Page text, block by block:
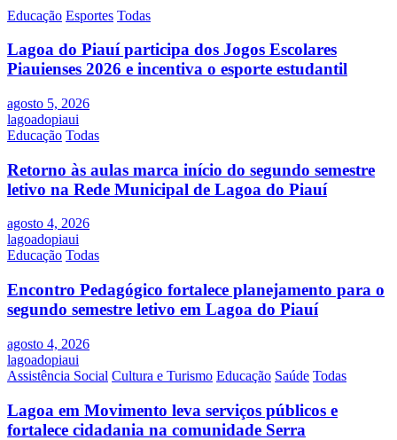
Educação Esportes Todas
Lagoa do Piauí participa dos Jogos Escolares
Piauienses 2026 e incentiva o esporte estudantil
agosto 5, 2026
lagoadopiaui
Educação Todas
Retorno às aulas marca início do segundo semestre
letivo na Rede Municipal de Lagoa do Piauí
agosto 4, 2026
lagoadopiaui
Educação Todas
Encontro Pedagógico fortalece planejamento para o
segundo semestre letivo em Lagoa do Piauí
agosto 4, 2026
lagoadopiaui
Assistência Social Cultura e Turismo Educação Saúde Todas
Lagoa em Movimento leva serviços públicos e
fortalece cidadania na comunidade Serra